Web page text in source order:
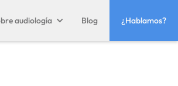
audiología Blog ¿Hablamos?